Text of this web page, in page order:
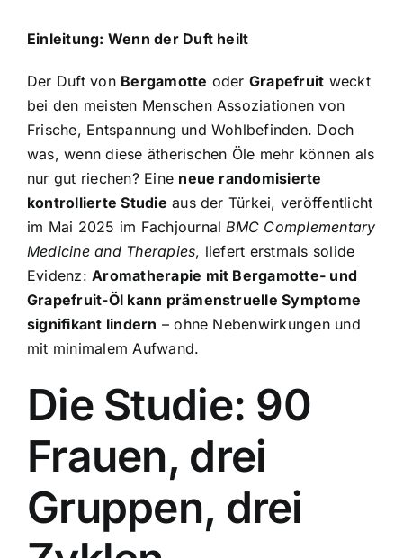
Einleitung: Wenn der Duft heilt
Der Duft von Bergamotte oder Grapefruit weckt
bei den meisten Menschen Assoziationen von
Frische, Entspannung und Wohlbefinden. Doch
was, wenn diese ätherischen Öle mehr können als
nur gut riechen? Eine neue randomisierte
kontrollierte Studie aus der Türkei, veröffentlicht
im Mai 2025 im FachjournalBMC Complementary
Medicine and Therapies, liefert erstmals solide
Evidenz:Aromatherapie mit Bergamotte- und
Grapefruit-Öl kann prämenstruelle Symptome
signifikant lindern – ohne Nebenwirkungen und
mit minimalem Aufwand.
Die Studie: 90
Frauen, drei
Gruppen, drei